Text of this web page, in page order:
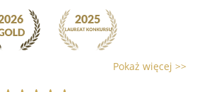
Pokaż więcej >>